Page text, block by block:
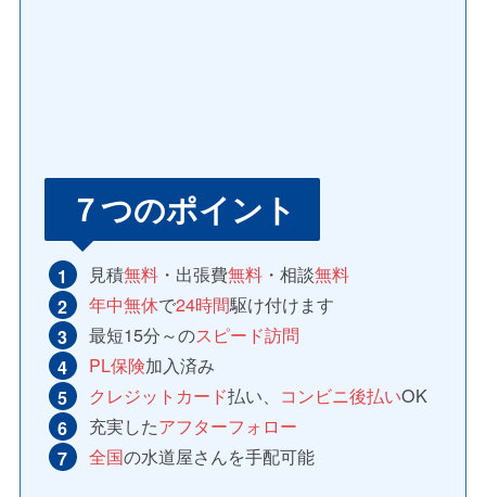
７つのポイント
見積無料・出張費無料・相談無料
年中無休で24時間駆け付けます
最短15分～のスピード訪問
PL保険加入済み
クレジットカード払い、 コンビニ後払いOK
充実したアフターフォロー
全国の水道屋さんを手配可能